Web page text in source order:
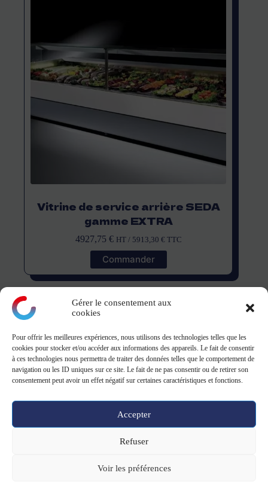
Gérer le consentement aux
cookies
Pour offrir les meilleures expériences, nous utilisons des technologies telles que les
cookies pour stocker et/ou accéder aux informations des appareils. Le fait de consentir
à ces technologies nous permettra de traiter des données telles que le comportement de
navigation ou les ID uniques sur ce site. Le fait de ne pas consentir ou de retirer son
consentement peut avoir un effet négatif sur certaines caractéristiques et fonctions.
Accepter
Refuser
Voir les préférences
Vitrine de service arrière SEDA
gamme EXTRA
4927,75 € HT / 5913,30 € TTC
Commander
montagne
ZA Le Danjon - 18110 Saint-Eloy-de-Guy
02 48 02 18 809h-12h/13h30-17h
Copyright © 2026 -CGV CGU-Mentions légales&Politique de
confidentialité